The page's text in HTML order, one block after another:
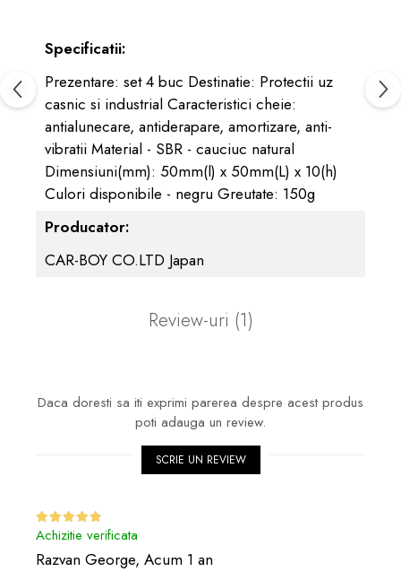
Specificatii:
Prezentare: set 4 buc Destinatie: Protectii uz
casnic si industrial Caracteristici cheie:
antialunecare, antiderapare, amortizare, anti-
vibratii Material - SBR - cauciuc natural
Dimensiuni(mm): 50mm(l) x 50mm(L) x 10(h)
Culori disponibile - negru Greutate: 150g
Producator:
CAR-BOY CO.LTD Japan
Review-uri (1)
Daca doresti sa iti exprimi parerea despre acest produs
poti adauga un review.
SCRIE UN REVIEW
Achizitie verificata
Razvan George, Acum 1 an